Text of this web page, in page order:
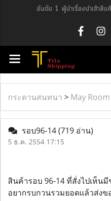
อันดับ 1 ผู้นำเรื่องนำเข้าสิน
กระดานสนทนา > May Room
รอบ96-14(719 อ่าน)
5 ธ.ค. 2554 17:15
สินค้ารอบ 96-14 ที่สั่งไปเห็น
อยากรบกวนรวมยอดแล้วส่งข